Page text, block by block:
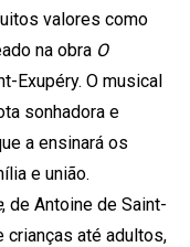
valores como
na obra O
Exupéry. O musical
sonhadora e
a ensinará os
e união.
, de Antoine de Saint-
crianças até adultos,